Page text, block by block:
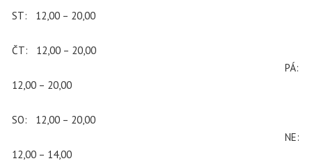
ST: 12,00 – 20,00
ČT: 12,00 – 20,00
PÁ:
12,00 – 20,00
SO: 12,00 – 20,00
NE:
12,00 – 14,00